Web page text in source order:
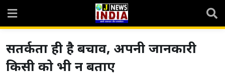
content
सतर्कता ही है बचाव, अपनी जानकारी
किसी को भी न बताए